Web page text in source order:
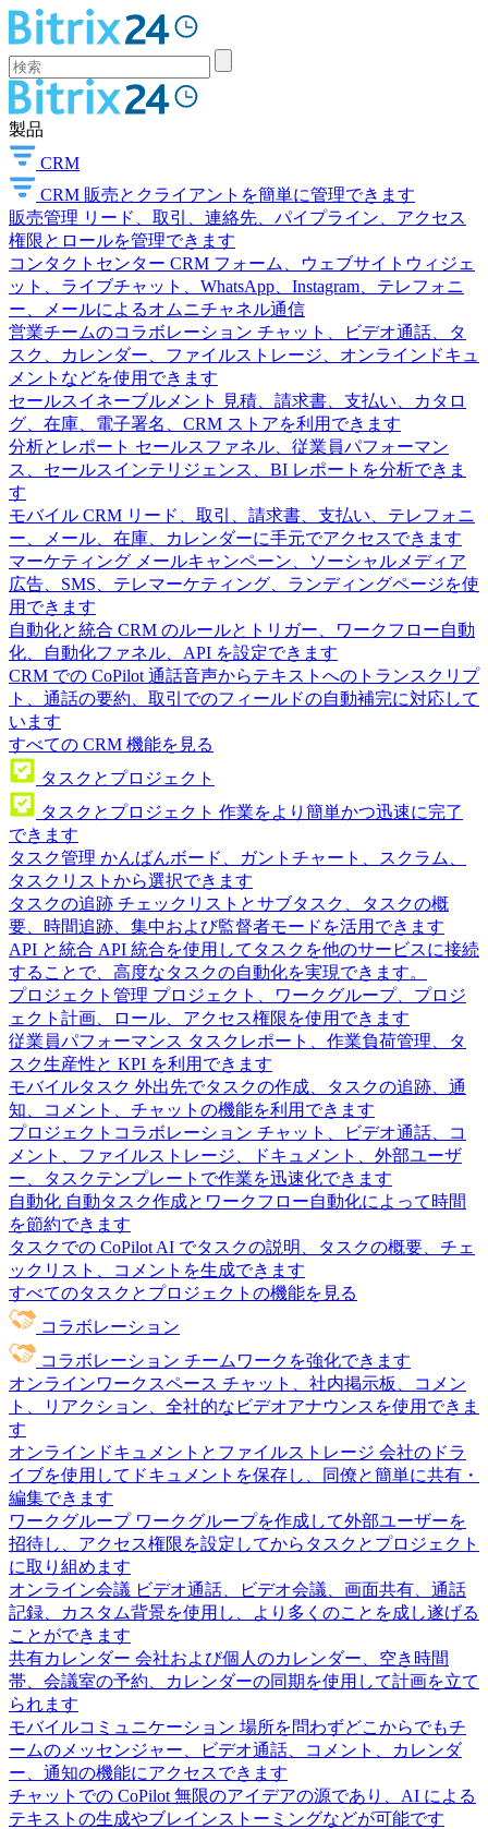
製品
CRM
CRM 販売とクライアントを簡単に管理できます
販売管理 リード、取引、連絡先、パイプライン、アクセス
権限とロールを管理できます
コンタクトセンター CRM フォーム、ウェブサイトウィジェ
ット、ライブチャット、WhatsApp、Instagram、テレフォニ
ー、メールによるオムニチャネル通信
営業チームのコラボレーション チャット、ビデオ通話、タ
スク、カレンダー、ファイルストレージ、オンラインドキュ
メントなどを使用できます
セールスイネーブルメント
見積、請求書、支払い、カタロ
グ、在庫、電子署名、CRM ストアを利用できます
分析とレポート セールスファネル、従業員パフォーマン
ス、セールスインテリジェンス、BI レポートを分析できま
す
モバイル CRM リード、取引、請求書、支払い、テレフォニ
ー、メール、在庫、カレンダーに手元でアクセスできます
マーケティング メールキャンペーン、ソーシャルメディア
広告、SMS、テレマーケティング、ランディングページを使
用できます
自動化と統合 CRM のルールとトリガー、ワークフロー自動
化、自動化ファネル、API を設定できます
CRM での CoPilot 通話音声からテキストへのトランスクリプ
ト、通話の要約、取引でのフィールドの自動補完に対応して
います
すべての CRM 機能を見る
タスクとプロジェクト
タスクとプロジェクト 作業をより簡単かつ迅速に完了
できます
タスク管理 かんばんボード、ガントチャート、スクラム、
タスクリストから選択できます
タスクの追跡 チェックリストとサブタスク、タスクの概
要、時間追跡、集中および監督者モードを活用できます
API と統合 API 統合を使用してタスクを他のサービスに接続
することで、高度なタスクの自動化を実現できます。
プロジェクト管理 プロジェクト、ワークグループ、プロジ
ェクト計画、ロール、アクセス権限を使用できます
従業員パフォーマンス タスクレポート、作業負荷管理、タ
スク生産性と KPI を利用できます
モバイルタスク 外出先でタスクの作成、タスクの追跡、通
知、コメント、チャットの機能を利用できます
プロジェクトコラボレーション チャット、ビデオ通話、コ
メント、ファイルストレージ、ドキュメント、外部ユーザ
ー、タスクテンプレートで作業を迅速化できます
自動化 自動タスク作成とワークフロー自動化によって時間
を節約できます
タスクでの CoPilot AI でタスクの説明、タスクの概要、チェ
ックリスト、コメントを生成できます
すべてのタスクとプロジェクトの機能を見る
コラボレーション
コラボレーション チームワークを強化できます
オンラインワークスペース チャット、社内掲示板、コメン
ト、リアクション、全社的なビデオアナウンスを使用できま
す
オンラインドキュメントとファイルストレージ 会社のドラ
イブを使用してドキュメントを保存し、同僚と簡単に共有・
編集できます
ワークグループ ワークグループを作成して外部ユーザーを
招待し、アクセス権限を設定してからタスクとプロジェクト
に取り組めます
オンライン会議 ビデオ通話、ビデオ会議、画面共有、通話
記録、カスタム背景を使用し、より多くのことを成し遂げる
ことができます
共有カレンダー 会社および個人のカレンダー、空き時間
帯、会議室の予約、カレンダーの同期を使用して計画を立て
られます
モバイルコミュニケーション 場所を問わずどこからでもチ
ームのメッセンジャー、ビデオ通話、コメント、カレンダ
ー、通知の機能にアクセスできます
チャットでの CoPilot 無限のアイデアの源であり、AI による
テキストの生成やブレインストーミングなどが可能です